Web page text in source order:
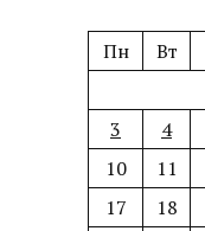
Пн Вт
3
4
10
11
17
18